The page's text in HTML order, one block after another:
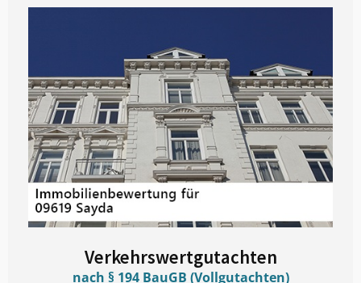
Verkehrswertgutachten
nach § 194 BauGB (Vollgutachten)